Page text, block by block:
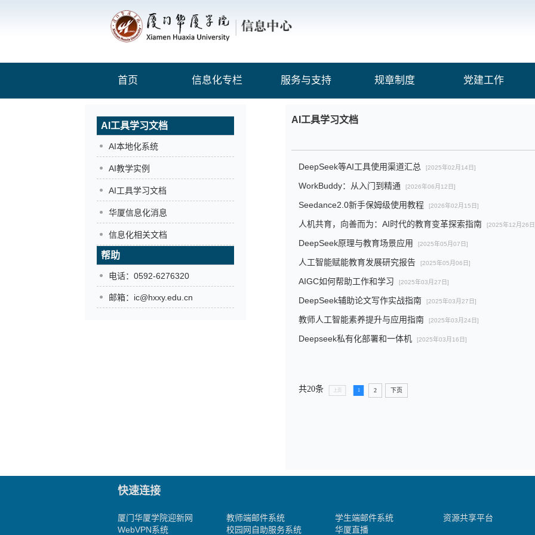
首页 信息化专栏 服务与支持 规章制度 党建工作
AI工具学习文档
AI本地化系统
AI教学实例
AI工具学习文档
华厦信息化消息
信息化相关文档
帮助
电话：0592-6276320
邮箱：ic@hxxy.edu.cn
AI工具学习文档
DeepSeek等AI工具使用渠道汇总 [2025年02月14日]
WorkBuddy：从入门到精通 [2026年06月12日]
Seedance2.0新手保姆级使用教程 [2026年02月15日]
人机共育，向善而为：AI时代的教育变革探索指南 [2025年12月26
DeepSeek原理与教育场景应用 [2025年05月07日]
人工智能赋能教育发展研究报告 [2025年05月06日]
AIGC如何帮助工作和学习 [2025年03月27日]
DeepSeek辅助论文写作实战指南 [2025年03月27日]
教师人工智能素养提升与应用指南 [2025年03月24日]
Deepseek私有化部署和一体机 [2025年03月16日]
共20条 上页 1 2 下页
快速连接
厦门华厦学院迎新网 教师端邮件系统 学生端邮件系统 资源共享平台
WebVPN系统
校园网自助服务系统 华厦直播